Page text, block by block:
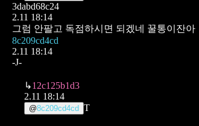
3dabd68c24
2.11 18:14
그럼 안팔고 독점하시면 되겠네 꿀통이잔아
8c209cd4cd
2.11 18:14
-J-
↳12c125b1d3
2.11 18:14
@8c209cd4cd T